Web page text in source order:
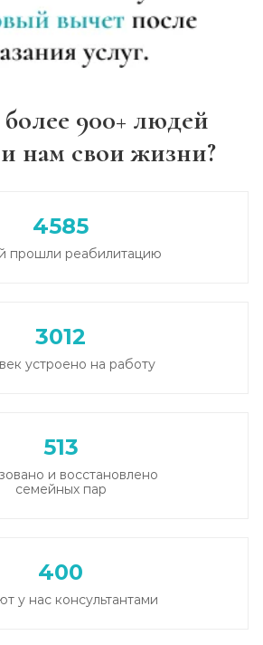
900+ людей
нам свои жизни?
4585
прошли реабилитацию
3012
устроено на работу
513
и восстановлено
семейных пар
400
у нас консультантами